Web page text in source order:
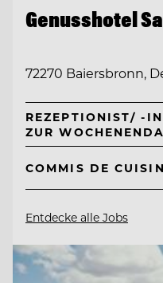
Genusshotel
72270 Baiersbronn,
REZEPTIONIST/ -
ZUR
COMMIS DE
Entdecke alle Jobs